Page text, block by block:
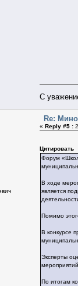
С
Re:
«Reply #5 :
Цитировать
Форум
В ходе
является
Помимо
В конкурсе
Эксперты
По итогам